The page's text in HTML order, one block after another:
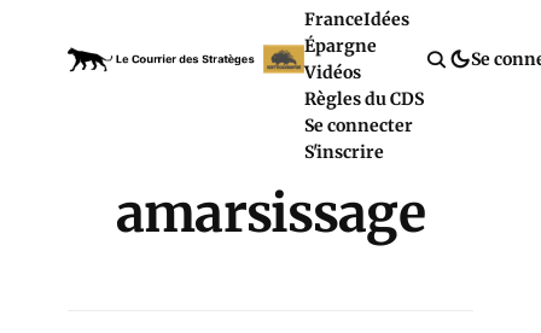
FranceIdées
Épargne
Vidéos
Règles du CDS
Se connecter
S'inscrire
Se
amarsissage